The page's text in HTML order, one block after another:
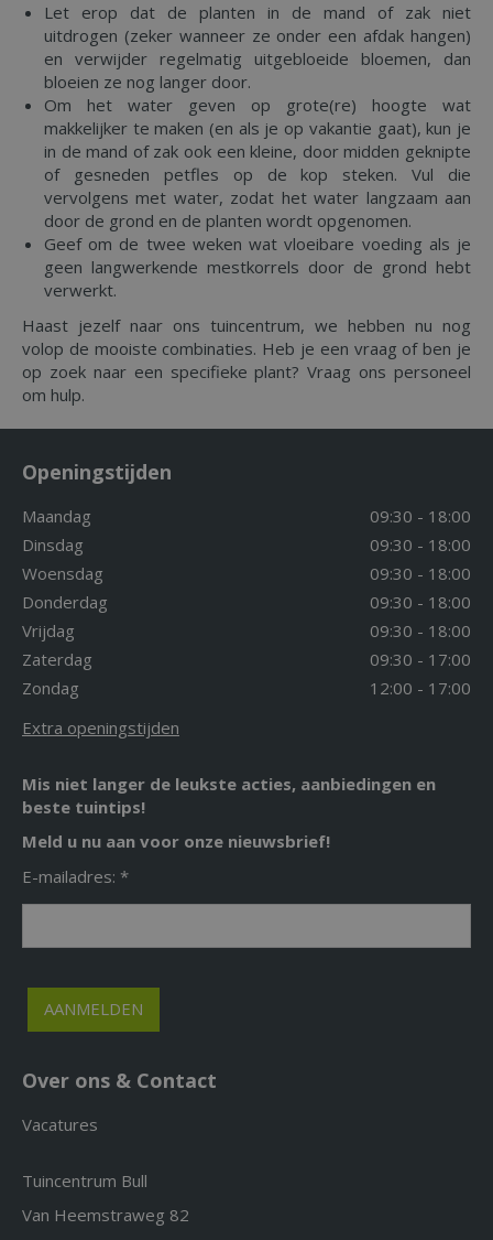
Let erop dat de planten in de mand of zak niet
uitdrogen (zeker wanneer ze onder een afdak hangen)
en verwijder regelmatig uitgebloeide bloemen, dan
bloeien ze nog langer door.
Om het water geven op grote(re) hoogte wat
makkelijker te maken (en als je op vakantie gaat), kun je
in de mand of zak ook een kleine, door midden geknipte
of gesneden petfles op de kop steken. Vul die
vervolgens met water, zodat het water langzaam aan
door de grond en de planten wordt opgenomen.
Geef om de twee weken wat vloeibare voeding als je
geen langwerkende mestkorrels door de grond hebt
verwerkt.
Haast jezelf naar ons tuincentrum, we hebben nu nog
volop de mooiste combinaties. Heb je een vraag of ben je
op zoek naar een specifieke plant? Vraag ons personeel
om hulp.
Openingstijden
Maandag
09:30 - 18:00
Dinsdag
09:30 - 18:00
Woensdag
09:30 - 18:00
Donderdag
09:30 - 18:00
Vrijdag
09:30 - 18:00
Zaterdag
09:30 - 17:00
Zondag
12:00 - 17:00
Extra openingstijden
Mis niet langer de leukste acties, aanbiedingen en
beste tuintips!
Meld u nu aan voor onze nieuwsbrief!
E-mailadres: *
Over ons & Contact
Vacatures
Tuincentrum Bull
Van Heemstraweg 82